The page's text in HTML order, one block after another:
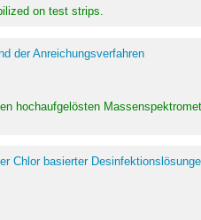
on test strips.
der Anreichungsverfahren
hochaufgelösten
Chlor basierter